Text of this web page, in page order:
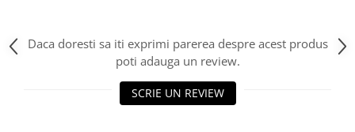
Daca doresti sa iti exprimi parerea despre acest produs
poti adauga un review.
SCRIE UN REVIEW